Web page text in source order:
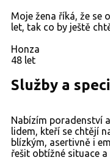
Moje žena říká, že se
let, tak co by ještě
Honza
48 let
Služby a
Nabízím poradenství
lidem, kteří se chtějí
blízkým, asertivně i
řešit obtížné situace